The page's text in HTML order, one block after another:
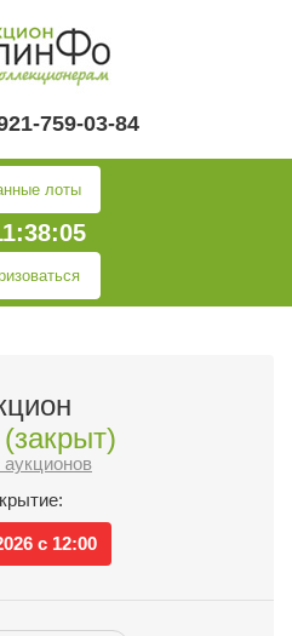
759-03-84
лоты
(закрыт)
с 12:00